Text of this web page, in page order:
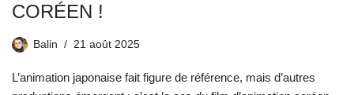
CORÉEN !
Balin 21 août 2025
L’animation japonaise fait figure de référence, mais d’autres